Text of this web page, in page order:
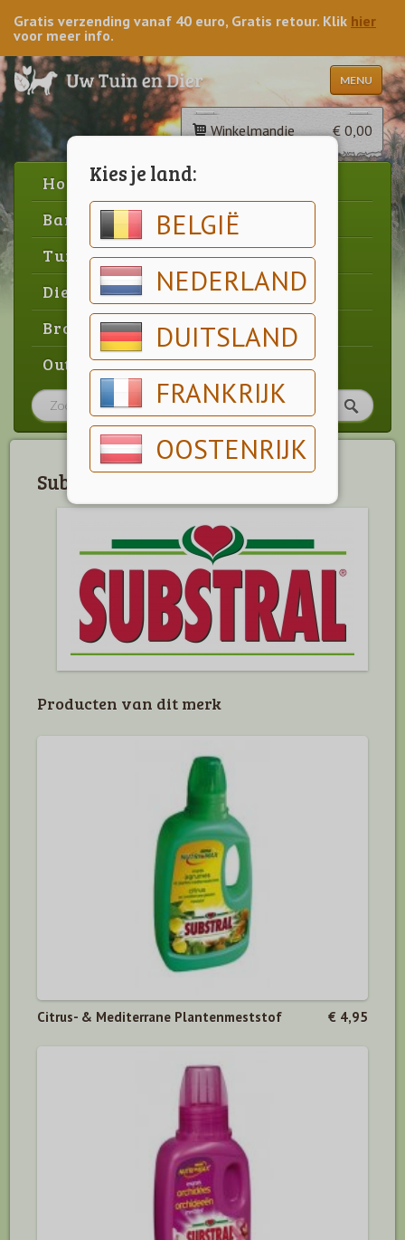
Kies je land:
BELGIË
NEDERLAND
DUITSLAND
FRANKRIJK
OOSTENRIJK
Gratis verzending vanaf 40 euro, Gratis retour. Klik hier
voor meer info.
MENU
Winkelmandje € 0,00
Home
Barbecue
Tuin
Dier
Brood & gebak
Outlet
Substral
Producten van dit merk
Citrus- & Mediterrane Plantenmeststof € 4,95